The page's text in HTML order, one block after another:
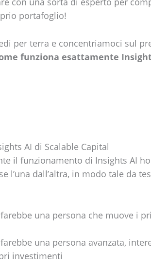
portafoglio!
per terra e concentriamoci sul
funziona esattamente
AI di Scalable Capital
il funzionamento di Insights AI
l’una dall’altra, in modo tale da
una persona che muove i
una persona avanzata,
investimenti